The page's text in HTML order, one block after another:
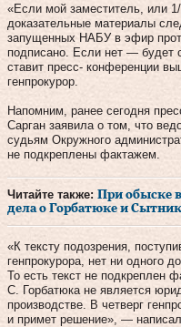
«Если мой заместитель, или
доказательные материалы
запущенных НАБУ в эфир
подписано. Если нет — будет
ставит пресс- конференции
генпрокурор.
Напомним, ранее сегодня
Сарган заявила о том, что
судьям Окружного
не подкреплены фактажем.
Читайте также: При обыске
дела о Горбатюке и
«К тексту подозрения,
генпрокурора, нет ни одного
То есть текст не подкреплен
С. Горбатюка не является
производстве. В четверг
и примет решение», —